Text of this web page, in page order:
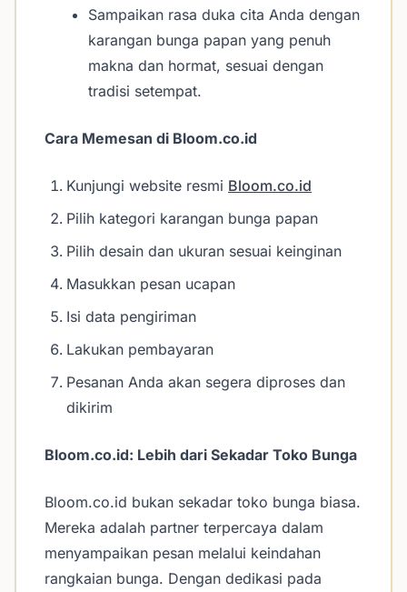
Sampaikan rasa duka cita Anda dengan
karangan bunga papan yang penuh
makna dan hormat, sesuai dengan
tradisi setempat.
Cara Memesan di Bloom.co.id
Kunjungi website resmi Bloom.co.id
Pilih kategori karangan bunga papan
Pilih desain dan ukuran sesuai keinginan
Masukkan pesan ucapan
Isi data pengiriman
Lakukan pembayaran
Pesanan Anda akan segera diproses dan
dikirim
Bloom.co.id: Lebih dari Sekadar Toko Bunga
Bloom.co.id bukan sekadar toko bunga biasa.
Mereka adalah partner terpercaya dalam
menyampaikan pesan melalui keindahan
rangkaian bunga. Dengan dedikasi pada